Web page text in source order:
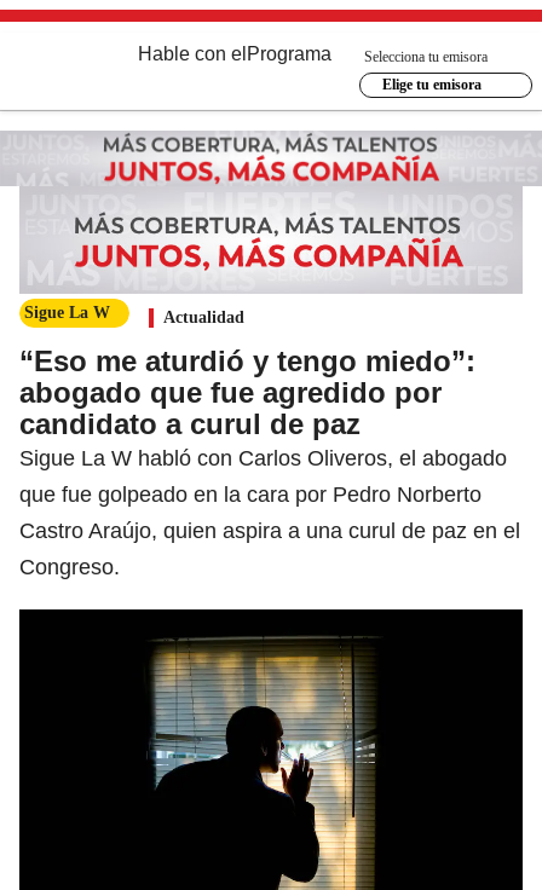
Hable con el Programa
Selecciona tu emisora
Elige tu emisora
Sigue La W Actualidad
“Eso me aturdió y tengo miedo”:
abogado que fue agredido por
candidato a curul de paz
Sigue La W habló con Carlos Oliveros, el abogado
que fue golpeado en la cara por Pedro Norberto
Castro Araújo, quien aspira a una curul de paz en el
Congreso.